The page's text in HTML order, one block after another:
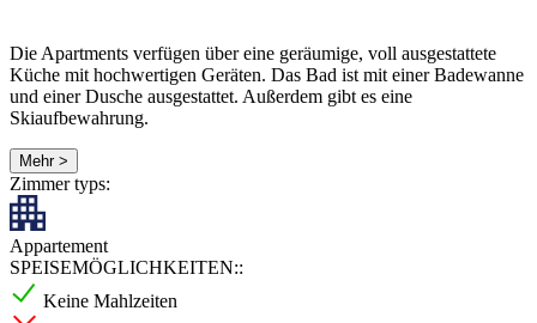
Die Apartments verfügen über eine geräumige, voll ausgestattete
Küche mit hochwertigen Geräten. Das Bad ist mit einer Badewanne
und einer Dusche ausgestattet. Außerdem gibt es eine
Skiaufbewahrung.
Mehr >
Zimmer typs:
Appartement
SPEISEMÖGLICHKEITEN::
Keine Mahlzeiten